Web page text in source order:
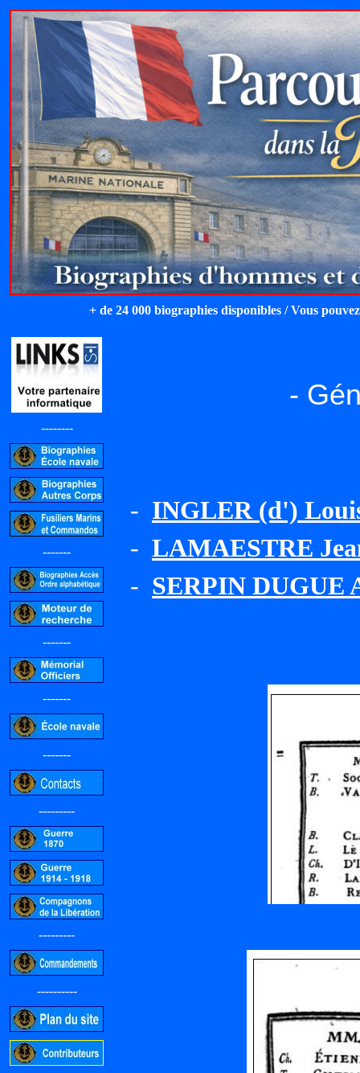
+ de 24 000 biographies disponibles / Vous
--------
-------
-------
-------
-------
---------
---------
----------
-
- INGLER (d')
- LAMAESTRE
- SERPIN DUGUE